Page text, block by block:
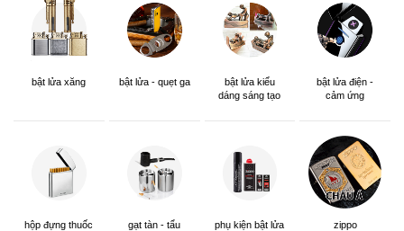
bật lửa xăng bật lửa - quẹt ga
bật lửa kiểu
dáng sáng tạo
bật lửa điện -
cảm ứng
hộp đựng thuốc
gạt tàn - tẩu
phụ kiện bật lửa
zippo